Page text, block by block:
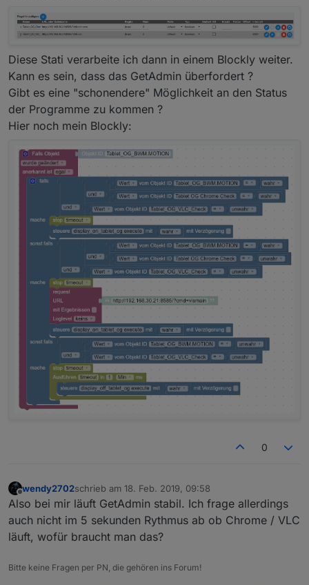
Diese Stati verarbeite ich dann in einem Blockly weiter.
Kann es sein, dass das GetAdmin überfordert ?
Gibt es eine "schonendere" Möglichkeit an den Status
der Programme zu kommen ?
Hier noch mein Blockly:
0
Offline
wendy2702schrieb am 18. Feb. 2019, 09:58
zuletzt editiert von
Also bei mir läuft GetAdmin stabil. Ich frage allerdings
auch nicht im 5 sekunden Rythmus ab ob Chrome / VLC
läuft, wofür braucht man das?
Bitte keine Fragen per PN, die gehören ins Forum!